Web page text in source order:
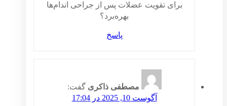
برای تقویت عضلات پس از جراحی اندام‌ها
بهره‌برد؟
پاسخ
مصطفی ذاکریگفت:
آگوست 10, 2025 در 17:04